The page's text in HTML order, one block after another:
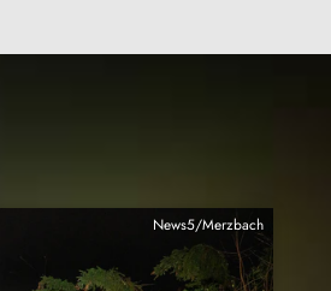
News5/Merzbach